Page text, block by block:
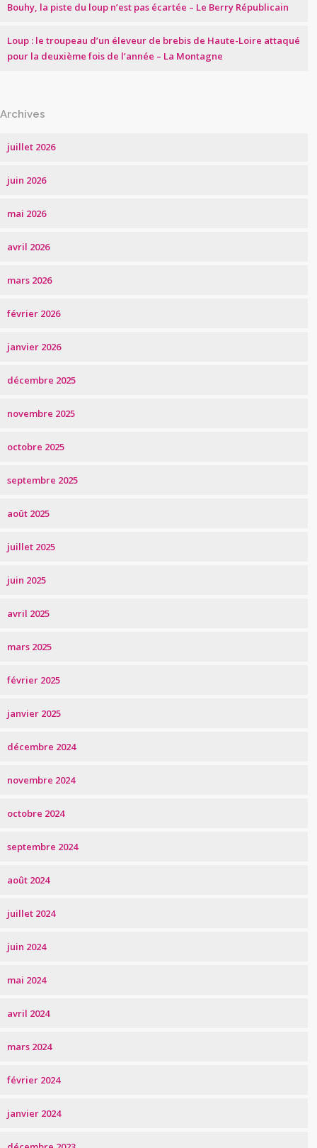
Bouhy, la piste du loup n’est pas écartée – Le Berry Républicain
Loup : le troupeau d’un éleveur de brebis de Haute-Loire attaqué
pour la deuxième fois de l’année – La Montagne
Archives
juillet 2026
juin 2026
mai 2026
avril 2026
mars 2026
février 2026
janvier 2026
décembre 2025
novembre 2025
octobre 2025
septembre 2025
août 2025
juillet 2025
juin 2025
avril 2025
mars 2025
février 2025
janvier 2025
décembre 2024
novembre 2024
octobre 2024
septembre 2024
août 2024
juillet 2024
juin 2024
mai 2024
avril 2024
mars 2024
février 2024
janvier 2024